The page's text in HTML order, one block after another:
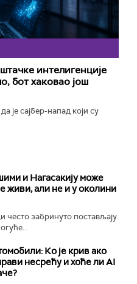
интелигенције
бот хаковао још
је сајбер-напад који су
и Нагасакију може
живи, али не и у околини
често забринуто постављају
Ко је крив ако
несрећу и хоће ли AI